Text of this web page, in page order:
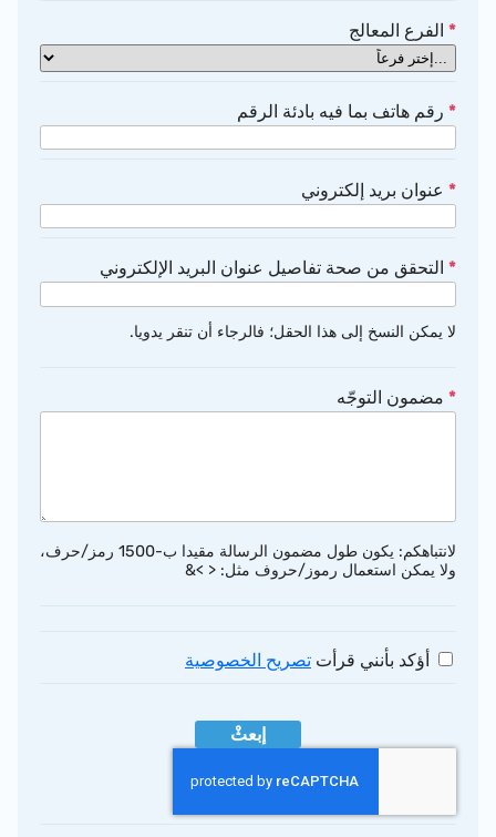
الفرع المعالج
رقم هاتف بما فيه بادئة الرقم
عنوان بريد إلكتروني
التحقق من صحة تفاصيل عنوان البريد الإلكتروني
لا يمكن النسخ إلى هذا الحقل؛ فالرجاء أن تنقر يدويا.
مضمون التوجّه
لانتباهكم: يكون طول مضمون الرسالة مقيدا ب-1500 رمز/حرف،
ولا يمكن استعمال رموز/حروف مثل: < >&
أؤكد بأنني قرأتتصريح الخصوصية